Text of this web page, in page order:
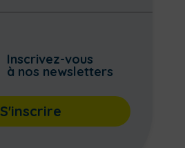
Inscrivez-vous
à nos newsletters
S'inscrire